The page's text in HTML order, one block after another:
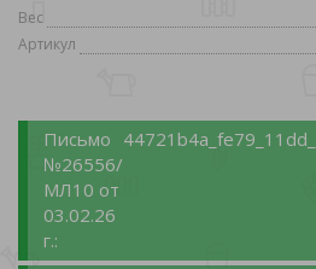
Вес
Артикул
Письмо
№26556/
МЛ10 от
03.02.26
г.: